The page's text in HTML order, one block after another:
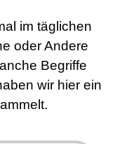
im täglichen
oder Andere
Begriffe
wir hier ein